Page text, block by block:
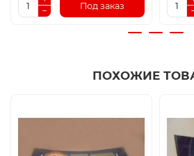
Под заказ
ПОХОЖИЕ